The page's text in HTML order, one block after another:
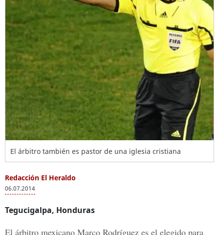
El árbitro también es pastor de una iglesia cristiana
Redacción El Heraldo
06.07.2014
Tegucigalpa, Honduras
El árbitro mexicano Marco Rodríguez es el elegido para